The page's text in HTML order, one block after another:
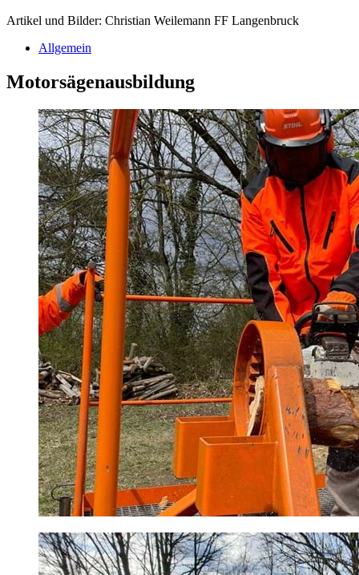
Artikel und Bilder: Christian Weilemann FF Langenbruck
Allgemein
Motorsägenausbildung